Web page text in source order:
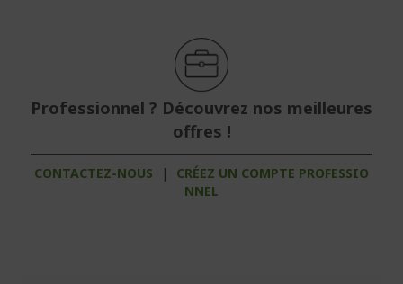
Professionnel ? Découvrez nos meilleures
offres !
CONTACTEZ-NOUS |
CRÉEZ UN COMPTE PROFESSIO
NNEL